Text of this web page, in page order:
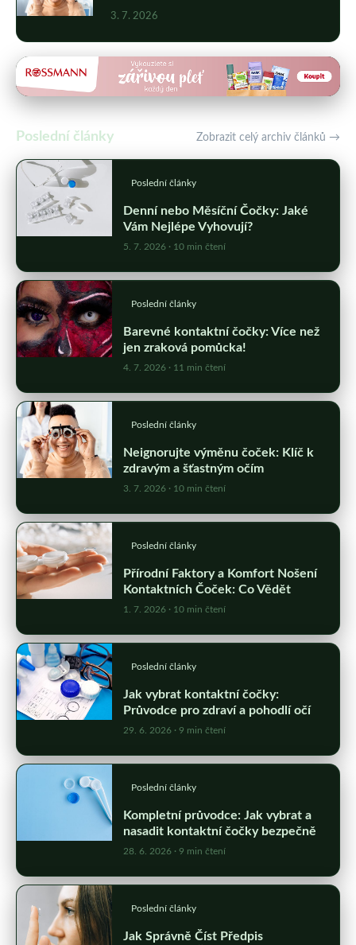
3. 7. 2026
Poslední články Zobrazit celý archiv článků →
Poslední články
Denní nebo Měsíční Čočky: Jaké
Vám Nejlépe Vyhovují?
5. 7. 2026 · 10 min čtení
Poslední články
Barevné kontaktní čočky: Více než
jen zraková pomůcka!
4. 7. 2026 · 11 min čtení
Poslední články
Neignorujte výměnu čoček: Klíč k
zdravým a šťastným očím
3. 7. 2026 · 10 min čtení
Poslední články
Přírodní Faktory a Komfort Nošení
Kontaktních Čoček: Co Vědět
1. 7. 2026 · 10 min čtení
Poslední články
Jak vybrat kontaktní čočky:
Průvodce pro zdraví a pohodlí očí
29. 6. 2026 · 9 min čtení
Poslední články
Kompletní průvodce: Jak vybrat a
nasadit kontaktní čočky bezpečně
28. 6. 2026 · 9 min čtení
Poslední články
Jak Správně Číst Předpis